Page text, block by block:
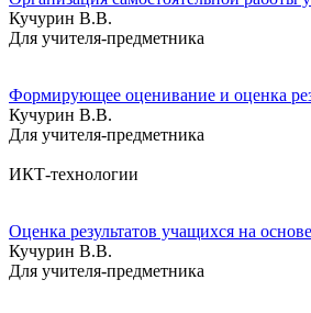
Кучурин В.В.
Для учителя-предметника
Формирующее оценивание и оценка
Кучурин В.В.
Для учителя-предметника
ИКТ-технологии
Оценка результатов учащихся на
Кучурин В.В.
Для учителя-предметника